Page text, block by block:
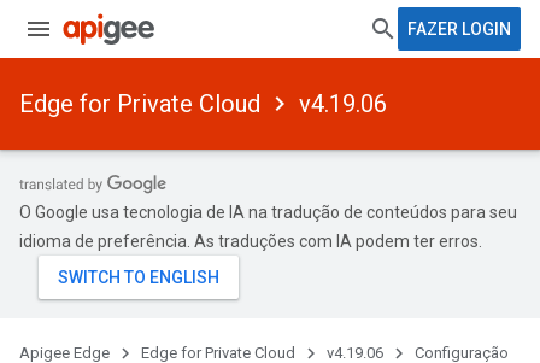
FAZER LOGIN
Edge for Private Cloud v4.19.06
O Google usa tecnologia de IA na tradução de conteúdos para seu
idioma de preferência. As traduções com IA podem ter erros.
Apigee Edge Edge for Private Cloud v4.19.06 Configuração